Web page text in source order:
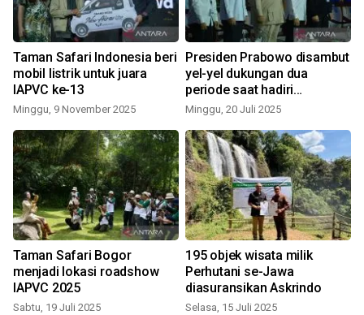
Taman Safari Indonesia beri
mobil listrik untuk juara
IAPVC ke-13
Minggu, 9 November 2025
Presiden Prabowo disambut
yel-yel dukungan dua
periode saat hadiri
penutupan Kongres PSI
Minggu, 20 Juli 2025
Taman Safari Bogor
menjadi lokasi roadshow
IAPVC 2025
Sabtu, 19 Juli 2025
195 objek wisata milik
Perhutani se-Jawa
diasuransikan Askrindo
Selasa, 15 Juli 2025